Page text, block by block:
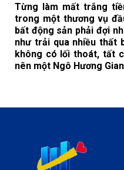
Từng làm mất trắng
trong một thương vụ
bất động sản phải đợi
như trải qua nhiều thất
không có lối thoát, tất
nên một Ngô Hương